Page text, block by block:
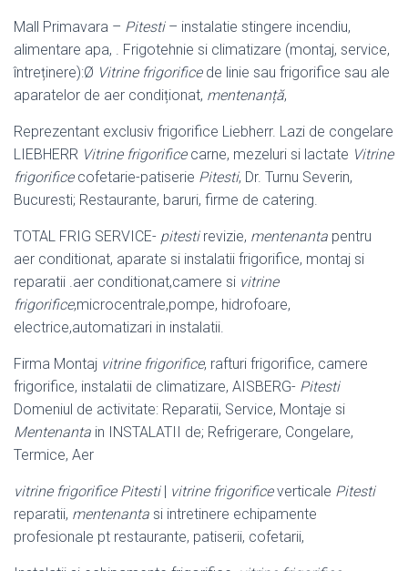
Mall Primavara – Pitesti– instalatie stingere incendiu,
alimentare apa, . Frigotehnie si climatizare (montaj, service,
întreținere):Ø Vitrine frigorificede linie sau frigorifice sau ale
aparatelor de aer condiționat, mentenanță,
Reprezentant exclusiv frigorifice Liebherr. Lazi de congelare
LIEBHERR Vitrine frigorificecarne, mezeluri si lactate Vitrine
frigorificecofetarie-patiserie Pitesti, Dr. Turnu Severin,
Bucuresti; Restaurante, baruri, firme de catering.
TOTAL FRIG SERVICE- pitestirevizie, mentenanta pentru
aer conditionat, aparate si instalatii frigorifice, montaj si
reparatii .aer conditionat,camere si vitrine
frigorifice,microcentrale,pompe, hidrofoare,
electrice,automatizari in instalatii.
Firma Montaj vitrine frigorifice, rafturi frigorifice, camere
frigorifice, instalatii de climatizare, AISBERG- Pitesti
Domeniul de activitate: Reparatii, Service, Montaje si
Mentenanta in INSTALATII de; Refrigerare, Congelare,
Termice, Aer
vitrine frigorifice Pitesti| vitrine frigorificeverticale Pitesti
reparatii, mentenanta si intretinere echipamente
profesionale pt restaurante, patiserii, cofetarii,